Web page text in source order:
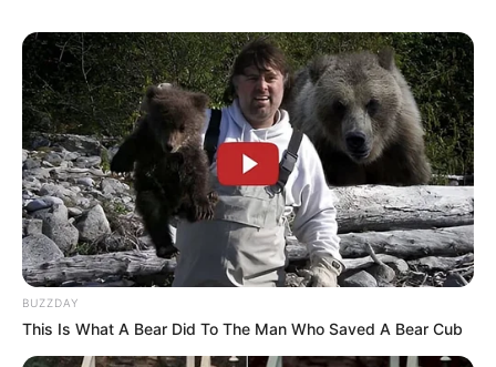
BUZZDAY
This Is What A Bear Did To The Man Who Saved A Bear Cub